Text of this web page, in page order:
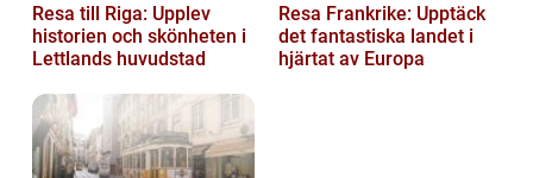
Resa till Riga: Upplev
historien och skönheten i
Lettlands huvudstad
Resa Frankrike: Upptäck
det fantastiska landet i
hjärtat av Europa